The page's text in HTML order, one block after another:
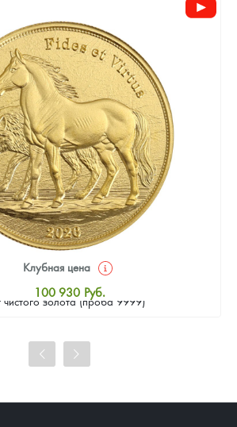
чистого золота (проба 9999)
Клубная цена
100 930 Руб.
Стандартная цена
Цена выкупа